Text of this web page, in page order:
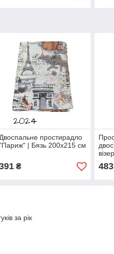
простирадло
| Бязь 200х215 см
₴
см
483
за рік